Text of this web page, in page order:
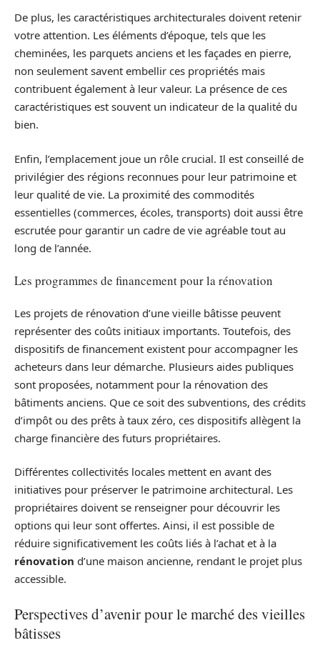
De plus, les caractéristiques architecturales doivent retenir
votre attention. Les éléments d’époque, tels que les
cheminées, les parquets anciens et les façades en pierre,
non seulement savent embellir ces propriétés mais
contribuent également à leur valeur. La présence de ces
caractéristiques est souvent un indicateur de la qualité du
bien.
Enfin, l’emplacement joue un rôle crucial. Il est conseillé de
privilégier des régions reconnues pour leur patrimoine et
leur qualité de vie. La proximité des commodités
essentielles (commerces, écoles, transports) doit aussi être
escrutée pour garantir un cadre de vie agréable tout au
long de l’année.
Les programmes de financement pour la rénovation
Les projets de rénovation d’une vieille bâtisse peuvent
représenter des coûts initiaux importants. Toutefois, des
dispositifs de financement existent pour accompagner les
acheteurs dans leur démarche. Plusieurs aides publiques
sont proposées, notamment pour la rénovation des
bâtiments anciens. Que ce soit des subventions, des crédits
d’impôt ou des prêts à taux zéro, ces dispositifs allègent la
charge financière des futurs propriétaires.
Différentes collectivités locales mettent en avant des
initiatives pour préserver le patrimoine architectural. Les
propriétaires doivent se renseigner pour découvrir les
options qui leur sont offertes. Ainsi, il est possible de
réduire significativement les coûts liés à l’achat et à la
rénovation d’une maison ancienne, rendant le projet plus
accessible.
Perspectives d’avenir pour le marché des vieilles
bâtisses